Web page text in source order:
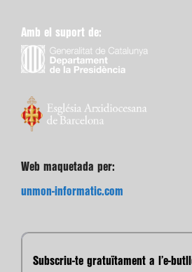
Amb el suport de:
Web maquetada per:
unmon-informatic.com
Subscriu-te gratuïtament a l’e-